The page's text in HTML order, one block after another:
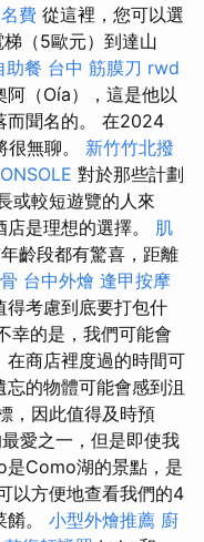
費 從這裡，您可以選
（5歐元）到達山
助餐 台中 筋膜刀 rwd
（Oía），這是他以
而聞名的。 在2024
無聊。 新竹竹北撥
對於那些計劃
或較短遊覽的人來
是理想的選擇。 肌
齡段都有驚喜，距離
台中外燴 逢甲按摩
得考慮到底要打包什
幸的是，我們可能會
在商店裡度過的時間可
的物體可能會感到沮
，因此值得及時預
愛之一，但是即使我
Como湖的景點，是
以方便地查看我們的4
。 小型外燴推薦 廚